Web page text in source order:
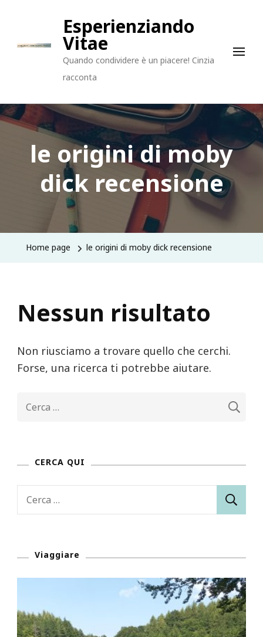
Esperienziando
Vitae
Quando condividere è un piacere! Cinzia
racconta
le origini di moby
dick recensione
Home page le origini di moby dick recensione
Nessun risultato
Non riusciamo a trovare quello che cerchi.
Forse, una ricerca ti potrebbe aiutare.
CERCA QUI
Viaggiare